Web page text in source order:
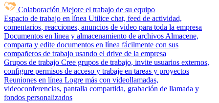
Colaboración Mejore el trabajo de su equipo
Espacio de trabajo en línea Utilice chat, feed de actividad,
comentarios, reacciones, anuncios de video para toda la empresa
Documentos en línea y almacenamiento de archivos Almacene,
comparta y edite documentos en línea fácilmente con sus
compañeros de trabajo usando el drive de la empresa
Grupos de trabajo Cree grupos de trabajo, invite usuarios externos,
configure permisos de acceso y trabaje en tareas y proyectos
Reuniones en línea Logre más con videollamadas,
videoconferencias, pantalla compartida, grabación de llamada y
fondos personalizados